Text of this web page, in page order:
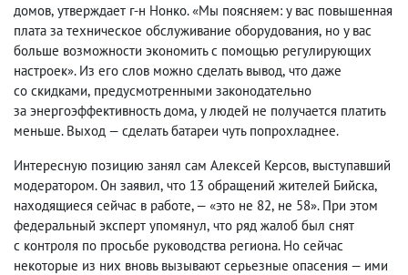
домов, утверждает г-н Нонко. «Мы поясняем: у вас повышенная
плата за техническое обслуживание оборудования, но у вас
больше возможности экономить с помощью регулирующих
настроек». Из его слов можно сделать вывод, что даже
со скидками, предусмотренными законодательно
за энергоэффективность дома, у людей не получается платить
меньше. Выход — сделать батареи чуть попрохладнее.
Интересную позицию занял сам Алексей Керсов, выступавший
модератором. Он заявил, что 13 обращений жителей Бийска,
находящиеся сейчас в работе, — «это не 82, не 58». При этом
федеральный эксперт упомянул, что ряд жалоб был снят
с контроля по просьбе руководства региона. Но сейчас
некоторые из них вновь вызывают серьезные опасения — ими